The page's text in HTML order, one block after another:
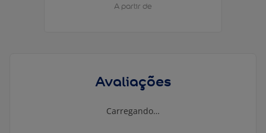
A partir de
Avaliações
Carregando…